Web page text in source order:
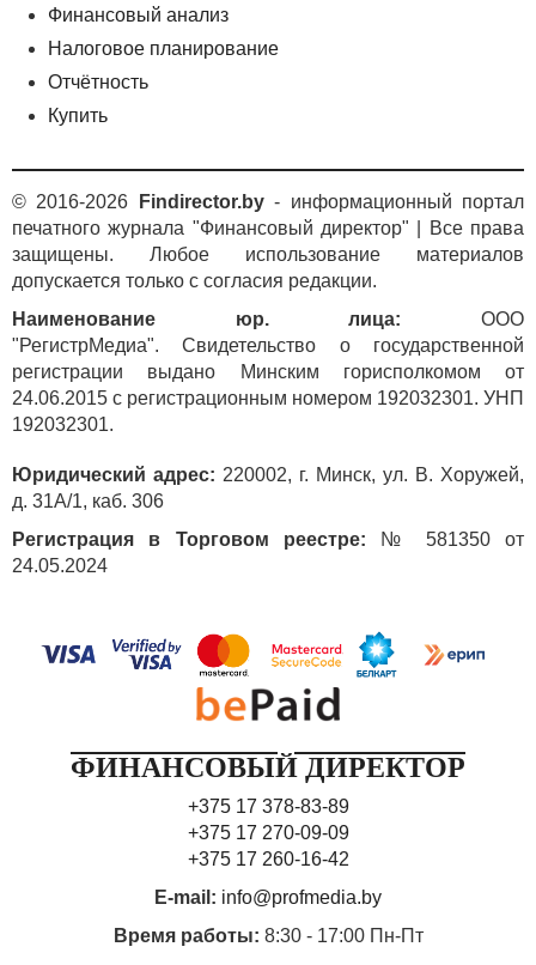
Финансовый анализ
Налоговое планирование
Отчётность
Купить
© 2016-2026 Findirector.by- информационный портал
печатного журнала "Финансовый директор" | Все права
защищены. Любое использование материалов
допускается только с согласия редакции.
Наименование юр. лица: ООО
"РегистрМедиа". Свидетельство о государственной
регистрации выдано Минским горисполкомом от
24.06.2015 с регистрационным номером 192032301. УНП
192032301.
Юридический адрес: 220002, г. Минск, ул. В. Хоружей,
д. 31А/1, каб. 306
Регистрация в Торговом реестре: № 581350 от
24.05.2024
ФИНАНСОВЫЙ ДИРЕКТОР
+375 17 378-83-89
+375 17 270-09-09
+375 17 260-16-42
E-mail: info@profmedia.by
Время работы: 8:30 - 17:00 Пн-Пт